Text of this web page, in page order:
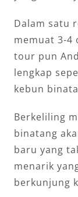
Dalam satu
memuat 3-4
tour pun
lengkap
kebun
Berkeliling
binatang
baru yang
menarik
berkunjung